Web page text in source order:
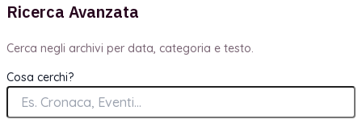
Ricerca Avanzata
Cerca negli archivi per data, categoria e testo.
Cosa cerchi?